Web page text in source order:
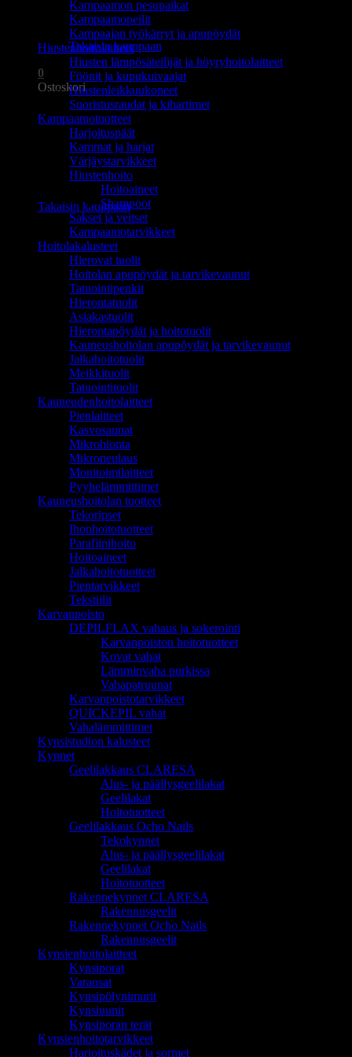
Ostoskori on tyhjä.
Takaisin kauppaan
0
Ostoskori
Ostoskori on tyhjä.
Takaisin kauppaan
Kampaamon pesupaikat
Kampaamopeilit
Kampaajan työkärryt ja apupöydät
Hiustenhoitolaitteet
Hiusten lämpösäteilijät ja höyryhoitolaitteet
Föönit ja kupukuivaajat
Hiustenleikkuukoneet
Suoristusraudat ja kihartimet
Kampaamotuotteet
Harjoituspäät
Kammat ja harjat
Värjäystarvikkeet
Hiustenhoito
Hoitoaineet
Shampoot
Sakset ja veitset
Kampaamotarvikkeet
Hoitolakalusteet
Hierovat tuolit
Hoitolan apupöydät ja tarvikevaunut
Tatuointipenkit
Hierontatuolit
Asiakastuolit
Hierontapöydät ja hoitotuolit
Kauneushoitolan apupöydät ja tarvikevaunut
Jalkahoitotuolit
Meikkituolit
Tatuointituolit
Kauneudenhoitolaitteet
Pienlaitteet
Kasvosaunat
Mikrohionta
Mikroneulaus
Monitoimilaitteet
Pyyhelämmittimet
Kauneushoitolan tuotteet
Tekoripset
Ihonhoitotuotteet
Parafiinihoito
Hoitoaineet
Jalkahoitotuotteet
Pientarvikkeet
Tekstiilit
Karvanpoisto
DEPILFLAX vahaus ja sokerointi
Karvanpoiston hoitotuotteet
Kovat vahat
Lämminvaha purkissa
Vahapatruunat
Karvanpoistotarvikkeet
QUICKEPIL vahat
Vahalämmittimet
Kynsistudion kalusteet
Kynnet
Geelilakkaus CLARESA
Alus- ja päällysgeelilakat
Geelilakat
Hoitotuotteet
Geelilakkaus Ocho Nails
Tekokynnet
Alus- ja päällysgeelilakat
Geelilakat
Hoitotuotteet
Rakennekynnet CLARESA
Rakennusgeelit
Rakennekynnet Ocho Nails
Rakennusgeelit
Kynsienhoitolaitteet
Kynsiporat
Varaosat
Kynsipölynimurit
Kynsiuunit
Kynsiporan terät
Kynsienhoitotarvikkeet
Harjoituskädet ja sormet